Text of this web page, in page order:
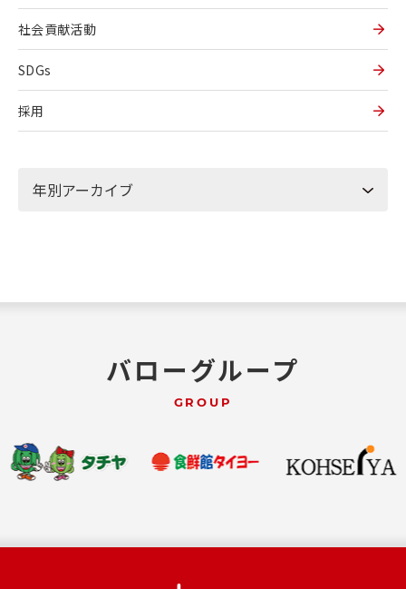
社会貢献活動
SDGs
採用
バローグループ
GROUP